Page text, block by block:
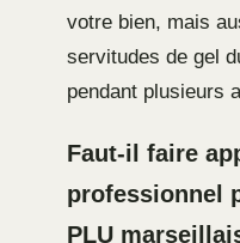
votre bien, mais
servitudes de gel
pendant plusieurs
Faut-il faire
professionnel
PLU